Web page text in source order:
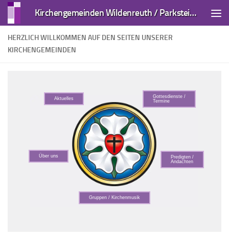
Zum Inhalt springen Kirchengemeinden Wildenreuth / Parkstein und Kirchendemenreuth
HERZLICH WILLKOMMEN AUF DEN SEITEN UNSERER
KIRCHENGEMEINDEN
Aktuelles
Gottesdienste /
Termine
Über uns
Predigten /
Andachten
Gruppen / Kirchenmusik